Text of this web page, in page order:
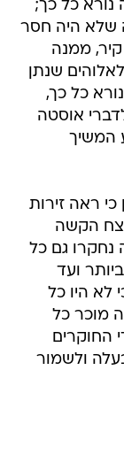
כל כך;
שלא היה חסר
ממנה
שנתן
כל כך,
אוסטה
המשיך
טען כי ראה זירות
הקשה
נחקרו גם כל
ועד
לא היו כל
מוכר כל
החוקרים
ולשמור